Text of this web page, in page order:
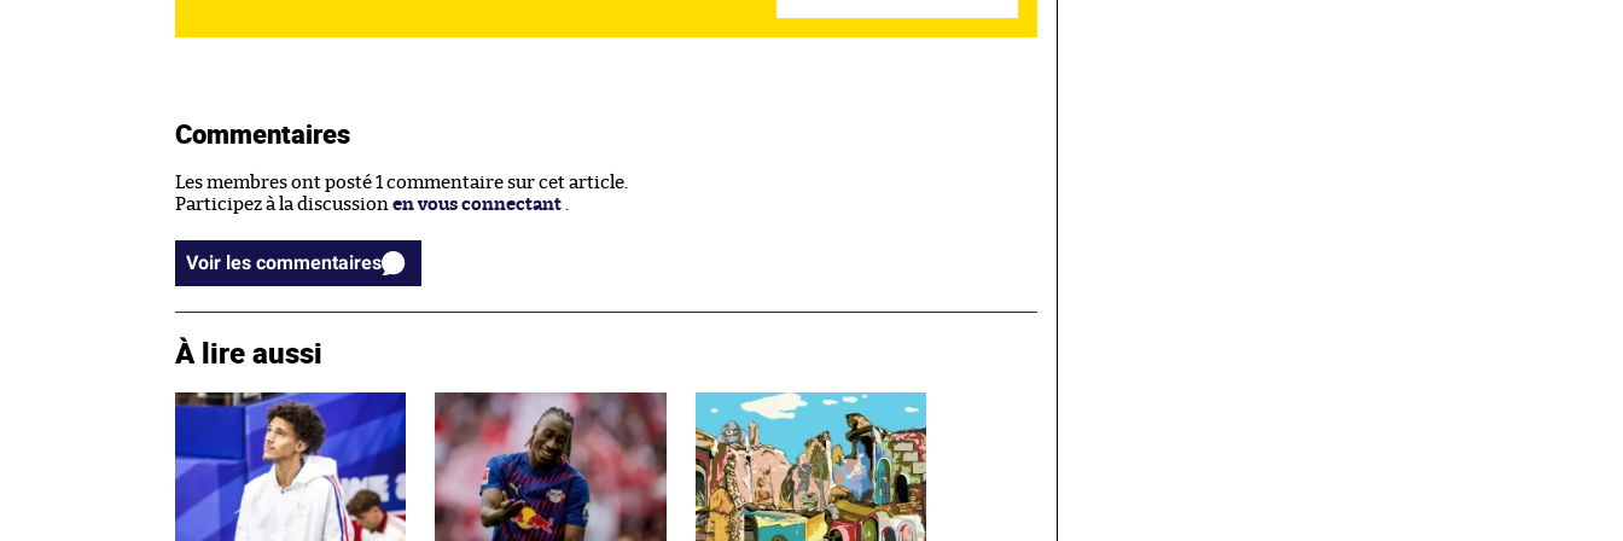
Commentaires
Les membres ont posté 1 commentaire sur cet article.
Participez à la discussion en vous connectant .
Voir les commentaires
À lire aussi